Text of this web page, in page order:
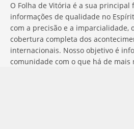
O Folha de Vitória é a sua principal
informações de qualidade no
com a precisão e a imparcialidade,
cobertura completa dos
internacionais. Nosso objetivo é
comunidade com o que há de mais